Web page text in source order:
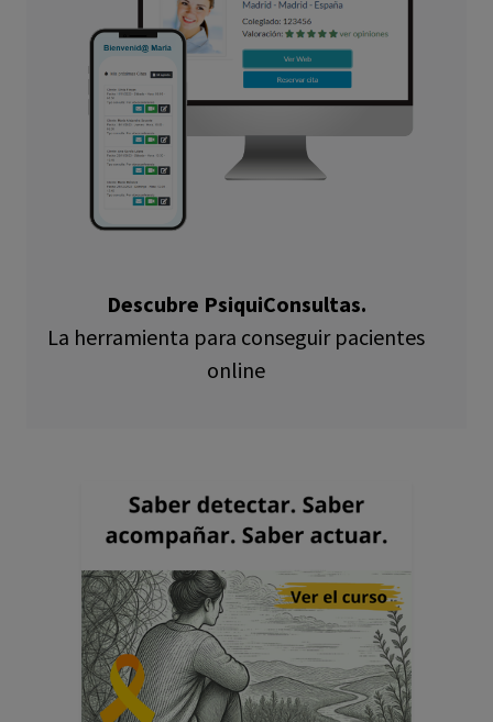
Descubre PsiquiConsultas.
La herramienta para conseguir pacientes
online